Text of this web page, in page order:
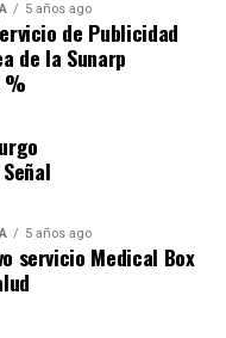
5 años ago
de Publicidad
de la Sunarp
%
5 años ago
servicio Medical Box